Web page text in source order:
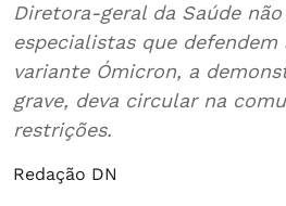
Diretora-geral da Saúde
especialistas que defendem
variante Ómicron, a
grave, deva circular na
restrições.
Redação DN